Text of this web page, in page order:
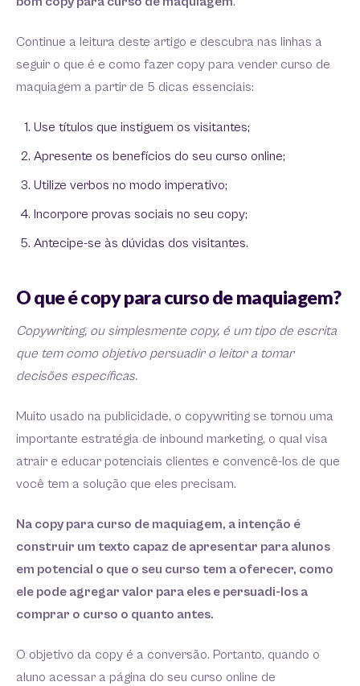
Continue a leitura deste artigo e descubra nas linhas a
seguir o que é e como fazer copy para vender curso de
maquiagem a partir de 5 dicas essenciais:
Use títulos que instiguem os visitantes;
Apresente os benefícios do seu curso online;
Utilize verbos no modo imperativo;
Incorpore provas sociais no seu copy;
Antecipe-se às dúvidas dos visitantes.
O que é copy para curso de maquiagem?
Copywriting, ou simplesmente copy, é um tipo de escrita
que tem como objetivo persuadir o leitor a tomar
decisões específicas.
Muito usado na publicidade, o copywriting se tornou uma
importante estratégia de inbound marketing, o qual visa
atrair e educar potenciais clientes e convencê-los de que
você tem a solução que eles precisam.
Na copy para curso de maquiagem, a intenção é
construir um texto capaz de apresentar para alunos
em potencial o que o seu curso tem a oferecer, como
ele pode agregar valor para eles e persuadi-los a
comprar o curso o quanto antes.
O objetivo da copy é a conversão. Portanto, quando o
aluno acessar a página do seu curso online de